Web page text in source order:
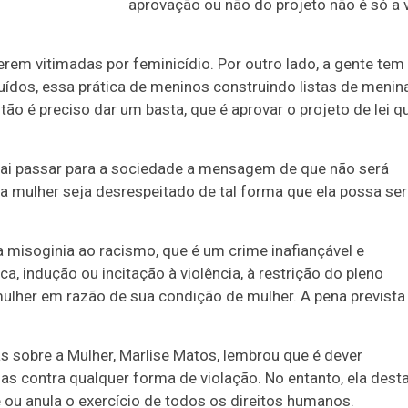
aprovação ou não do projeto não é só a
vitimadas por feminicídio. Por outro lado, a gente tem
essa prática de meninos construindo listas de
é preciso dar um basta, que é aprovar o projeto de lei
passar para a sociedade a mensagem de que não será
mulher seja desrespeitado de tal forma que ela possa ser
ao racismo, que é um crime inafiançável e
indução ou incitação à violência, à restrição do pleno
em razão de sua condição de mulher. A pena prevista
a Mulher, Marlise Matos, lembrou que é dever
contra qualquer forma de violação. No entanto, ela
anula o exercício de todos os direitos humanos.